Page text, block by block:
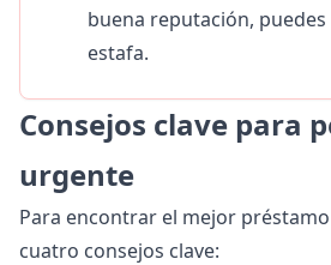
buena reputación, puedes
estafa.
Consejos clave para
urgente
Para encontrar el mejor
cuatro consejos clave: